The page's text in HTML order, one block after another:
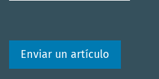
Enviar un artículo